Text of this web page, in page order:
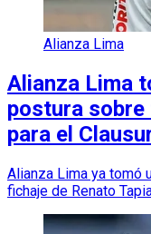
Alianza Lima
Alianza Lima
postura sobre
para el
Alianza Lima ya tomó
fichaje de Renato